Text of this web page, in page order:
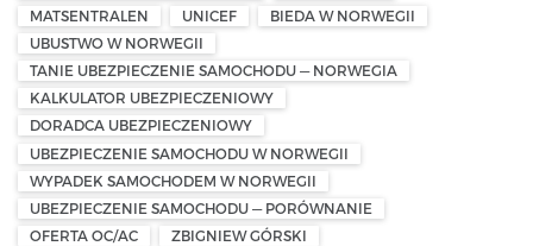
MATSENTRALEN
UNICEF
BIEDA W NORWEGII
UBUSTWO W NORWEGII
TANIE UBEZPIECZENIE SAMOCHODU — NORWEGIA
KALKULATOR UBEZPIECZENIOWY
DORADCA UBEZPIECZENIOWY
UBEZPIECZENIE SAMOCHODU W NORWEGII
WYPADEK SAMOCHODEM W NORWEGII
UBEZPIECZENIE SAMOCHODU — PORÓWNANIE
OFERTA OC/AC
ZBIGNIEW GÓRSKI